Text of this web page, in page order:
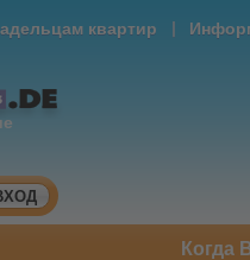
квартир |
Когда